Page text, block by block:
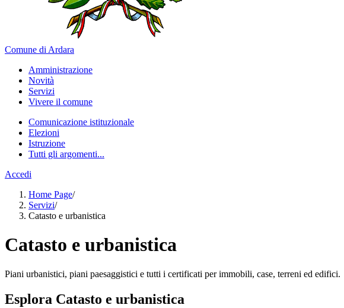
Comune di Ardara
Amministrazione
Novità
Servizi
Vivere il comune
Comunicazione istituzionale
Elezioni
Istruzione
Tutti gli argomenti...
Accedi
Home Page/
Servizi/
Catasto e urbanistica
Catasto e urbanistica
Piani urbanistici, piani paesaggistici e tutti i certificati per immobili, case, terreni ed edifici.
Esplora Catasto e urbanistica